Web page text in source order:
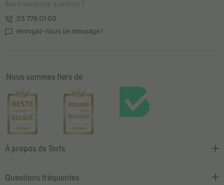
Avez-vous une question ?
03 776 01 00
envoyez-nous un message !
Nous sommes fiers de
À propos de Torfs
Questions fréquentes